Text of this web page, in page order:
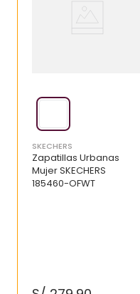
SKECHERS
Zapatillas Urbanas
Mujer SKECHERS
185460-OFWT